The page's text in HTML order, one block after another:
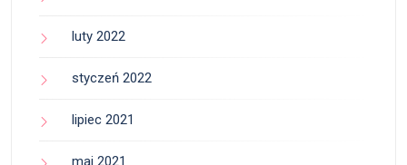
luty 2022
styczeń 2022
lipiec 2021